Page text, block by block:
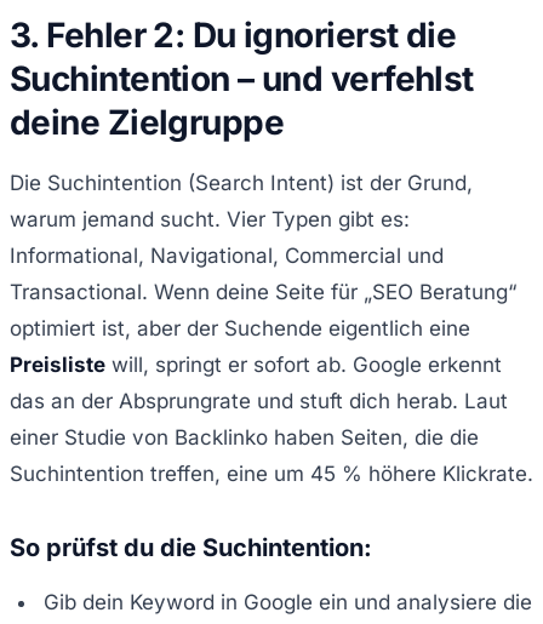
3. Fehler 2: Du ignorierst die
Suchintention – und verfehlst
deine Zielgruppe
Die Suchintention (Search Intent) ist der Grund,
warum jemand sucht. Vier Typen gibt es:
Informational, Navigational, Commercial und
Transactional. Wenn deine Seite für „SEO Beratung“
optimiert ist, aber der Suchende eigentlich eine
Preisliste will, springt er sofort ab. Google erkennt
das an der Absprungrate und stuft dich herab. Laut
einer Studie von Backlinko haben Seiten, die die
Suchintention treffen, eine um 45 % höhere Klickrate.
So prüfst du die Suchintention:
Gib dein Keyword in Google ein und analysiere die